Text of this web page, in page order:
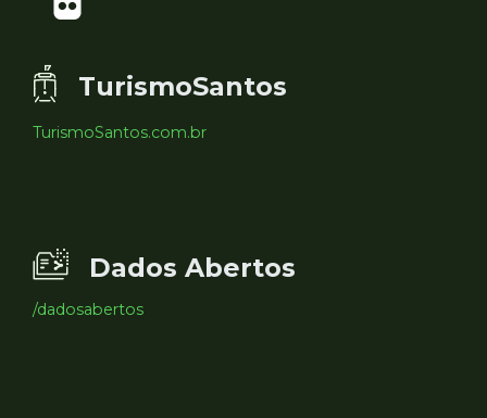
TurismoSantos
TurismoSantos.com.br
Dados Abertos
/dadosabertos